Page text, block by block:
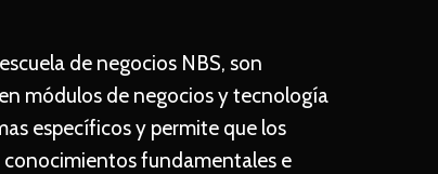
de negocios NBS, son
módulos de negocios y tecnología
específicos y permite que los
fundamentales e